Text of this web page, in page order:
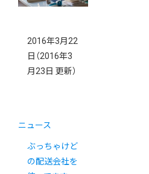
2016年3月22
日 （2016年3
月23日 更新）
ニュース
ぶっちゃけど
の配送会社を